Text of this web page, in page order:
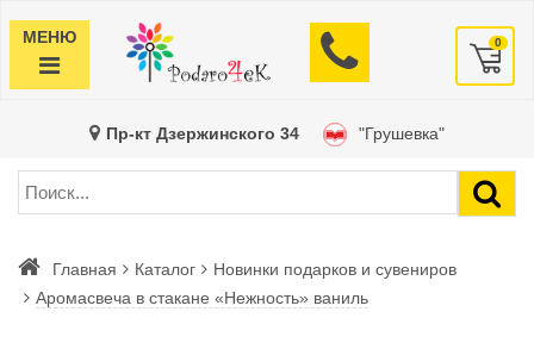
МЕНЮ 0
Пр-кт Дзержинского 34 "Грушевка"
Главная Каталог
Новинки подарков и сувениров
Аромасвеча в стакане «Нежность» ваниль